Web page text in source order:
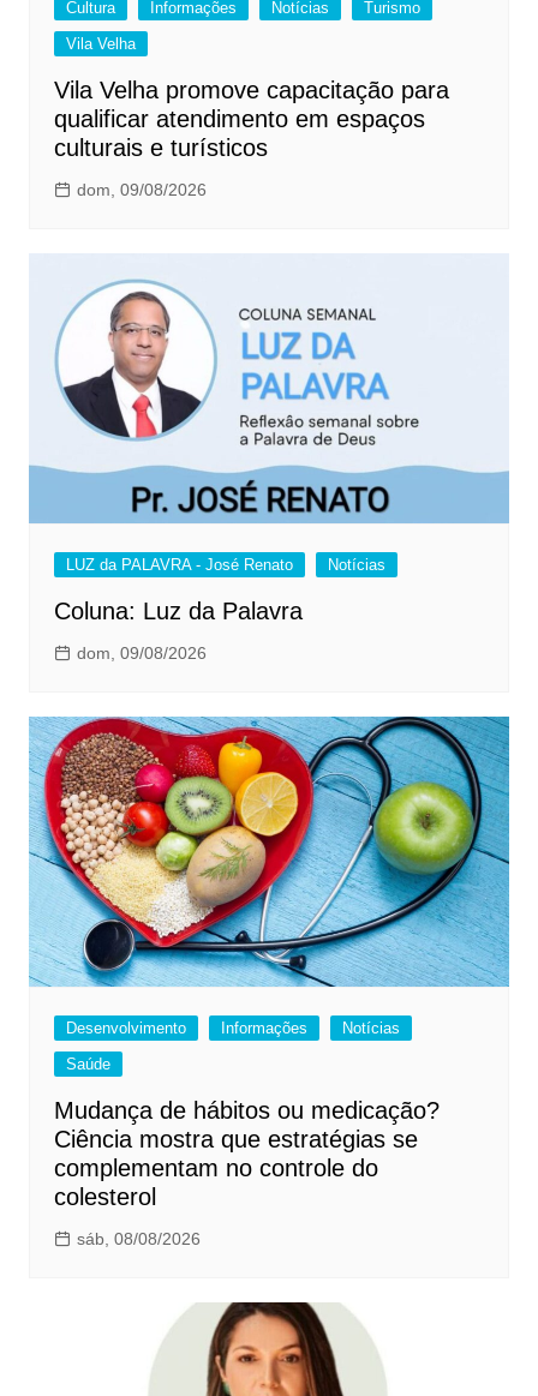
Cultura Informações Notícias
Turismo
Vila Velha
Vila Velha promove capacitação para
qualificar atendimento em espaços
culturais e turísticos
dom, 09/08/2026
LUZ da PALAVRA - José Renato Notícias
Coluna: Luz da Palavra
dom, 09/08/2026
Desenvolvimento Informações
Notícias
Saúde
Mudança de hábitos ou medicação?
Ciência mostra que estratégias se
complementam no controle do
colesterol
sáb, 08/08/2026